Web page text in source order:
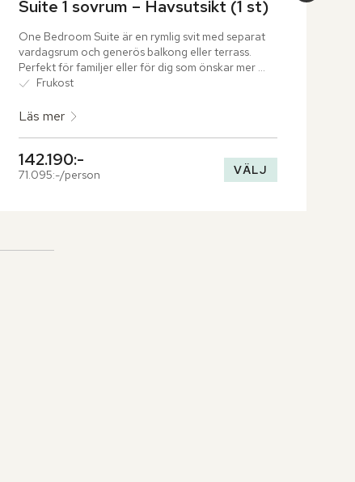
Suite 1 sovrum – Havsutsikt (1 st)
One Bedroom Suite är en rymlig svit med separat
vardagsrum och generös balkong eller terrass.
Perfekt för familjer eller för dig som önskar mer
utrymme. Här ges gott om plats att både umgås
Frukost
Läs mer
142.190:-
71.095:-/person VÄLJ